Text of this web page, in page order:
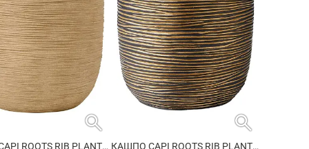
search
КАШПО CAPI ROOTS RIB PLANTER BALL BEIGE
search
КАШПО CAPI ROOTS RIB PLANTER BALL BLACK GOLD